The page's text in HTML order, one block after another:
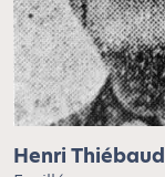
Henri Thiébaud